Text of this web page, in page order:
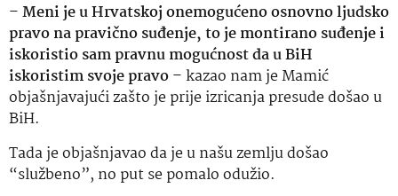
–Meni je u Hrvatskoj onemogućeno osnovno ljudsko
pravo na pravično suđenje, to je montirano suđenje i
iskoristio sam pravnu mogućnost da u BiH
iskoristim svoje pravo– kazao nam je Mamić
objašnjavajući zašto je prije izricanja presude došao u
BiH.
Tada je objašnjavao da je u našu zemlju došao
“službeno”, no put se pomalo odužio.